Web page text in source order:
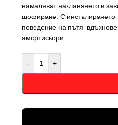
намаляват накланянето в
шофиране. С инсталирането
поведение на пътя,
амортисьори.
- +